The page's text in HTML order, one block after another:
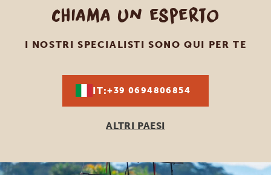
Chiama un esperto
I NOSTRI SPECIALISTI SONO QUI PER TE
IT:+39 0694806854
ALTRI PAESI